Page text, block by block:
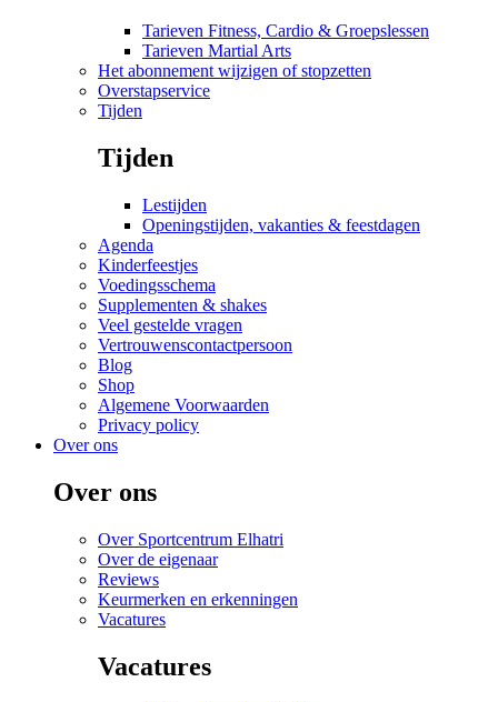
Tarieven Fitness, Cardio & Groepslessen
Tarieven Martial Arts
Het abonnement wijzigen of stopzetten
Overstapservice
Tijden
Tijden
Lestijden
Openingstijden, vakanties & feestdagen
Agenda
Kinderfeestjes
Voedingsschema
Supplementen & shakes
Veel gestelde vragen
Vertrouwenscontactpersoon
Blog
Shop
Algemene Voorwaarden
Privacy policy
Over ons
Over ons
Over Sportcentrum Elhatri
Over de eigenaar
Reviews
Keurmerken en erkenningen
Vacatures
Vacatures